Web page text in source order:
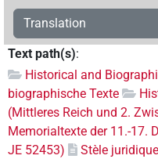
Translation
Text path(s):
Historical and
biographische Texte
(Mittleres Reich und 2.
Memorialtexte der 11.-17.
JE 52453)
Stèle